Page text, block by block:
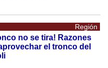
Región
no se tira! Razones
el tronco del